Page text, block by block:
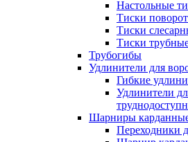
Настольные
Тиски
Тиски
Тиски
Трубогибы
Удлинители для
Гибкие
Удлинители
Шарниры
Переходники